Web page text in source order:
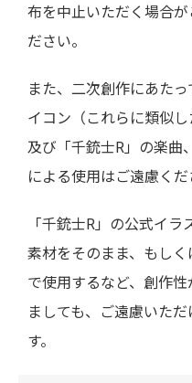
布を中止いただく場合
ださい。
また、二次創作にあた
イコン（これらに類似し
及び「千銃士R」の楽曲
による使用はご遠慮くだ
「千銃士R」の公式イラ
素材をそのまま、もし
で使用するなど、創作
ましても、ご遠慮いた
す。